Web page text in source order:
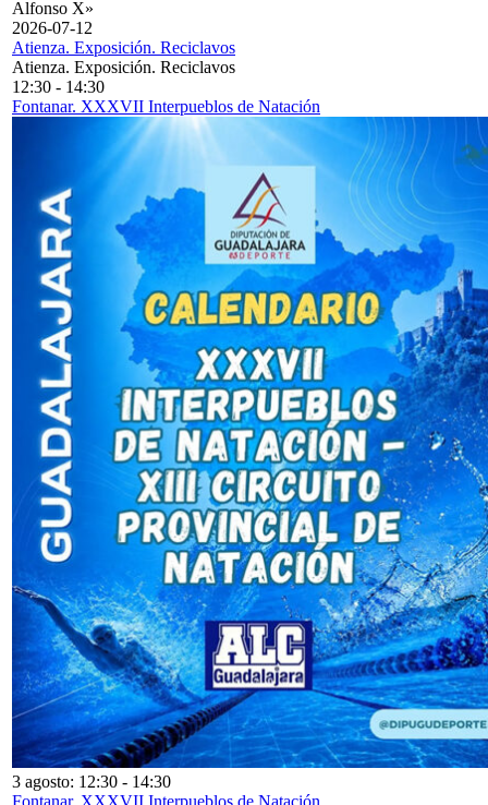
Alfonso X»
2026-07-12
Atienza. Exposición. Reciclavos
Atienza. Exposición. Reciclavos
12:30 - 14:30
Fontanar. XXXVII Interpueblos de Natación
3 agosto: 12:30 - 14:30